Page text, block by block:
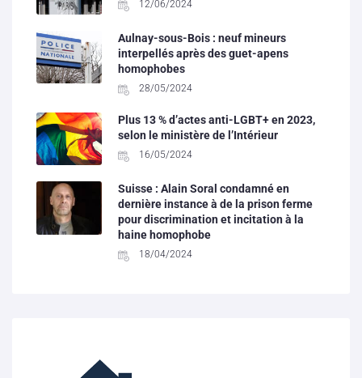
12/06/2024
Aulnay-sous-Bois : neuf mineurs
interpellés après des guet-apens
homophobes
28/05/2024
Plus 13 % d’actes anti-LGBT+ en 2023,
selon le ministère de l’Intérieur
16/05/2024
Suisse : Alain Soral condamné en
dernière instance à de la prison ferme
pour discrimination et incitation à la
haine homophobe
18/04/2024